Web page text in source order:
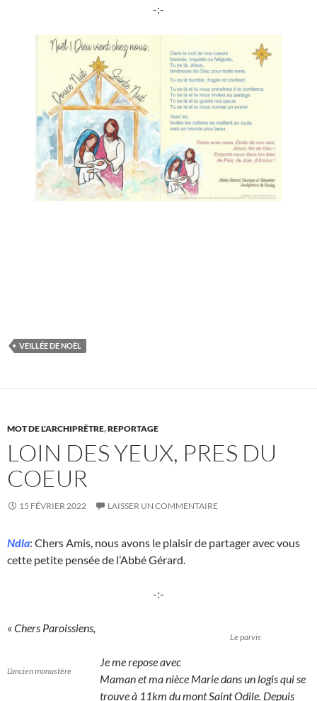
-:-
VEILLÉE DE NOËL
MOT DE L'ARCHIPRÊTRE,REPORTAGE
LOIN DES YEUX, PRES DU
COEUR
15 FÉVRIER 2022 LAISSER UN COMMENTAIRE
Ndla: Chers Amis, nous avons le plaisir de partager avec vous
cette petite pensée de l’Abbé Gérard.
-:-
Le parvis
« Chers Paroissiens,
L’ancien monastère
Je me repose avec
Maman et ma nièce Marie dans un logis qui se
trouve à 11km du mont Saint Odile. Depuis